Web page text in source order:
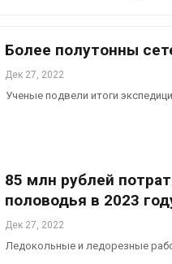
Более полутонны
Дек 27, 2022
Ученые подвели итоги
85 млн рублей
половодья в 2023
Дек 27, 2022
Ледокольные и ледорезные
Авг 7, 2026
Авг 6, 2026